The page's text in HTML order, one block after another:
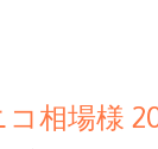
相場様